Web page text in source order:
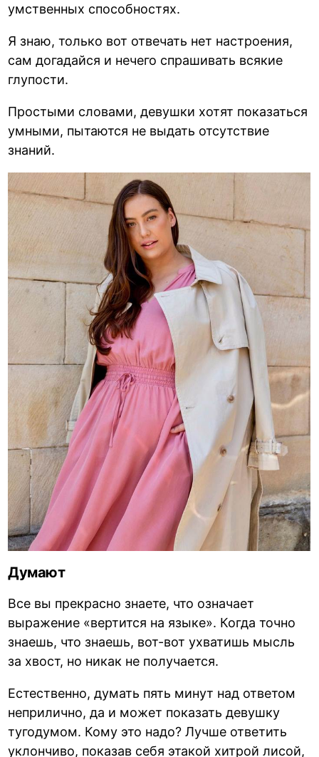
умственных способностях.
Я знаю, только вот отвечать нет настроения,
сам догадайся и нечего спрашивать всякие
глупости.
Простыми словами, девушки хотят показаться
умными, пытаются не выдать отсутствие
знаний.
Думают
Все вы прекрасно знаете, что означает
выражение «вертится на языке». Когда точно
знаешь, что знаешь, вот-вот ухватишь мысль
за хвост, но никак не получается.
Естественно, думать пять минут над ответом
неприлично, да и может показать девушку
тугодумом. Кому это надо? Лучше ответить
уклончиво, показав себя этакой хитрой лисой,